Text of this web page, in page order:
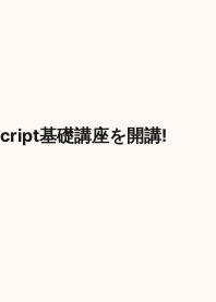
基礎講座を開講!